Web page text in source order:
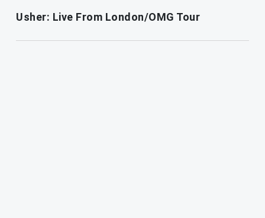
Usher: Live From London/OMG Tour